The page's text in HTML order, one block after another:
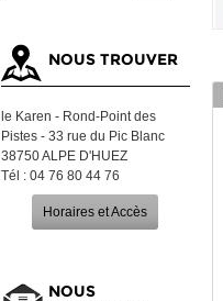
NOUS TROUVER
le Karen - Rond-Point des
Pistes - 33 rue du Pic Blanc
38750 ALPE D'HUEZ
Tél : 04 76 80 44 76
Horaires et Accès
NOUS